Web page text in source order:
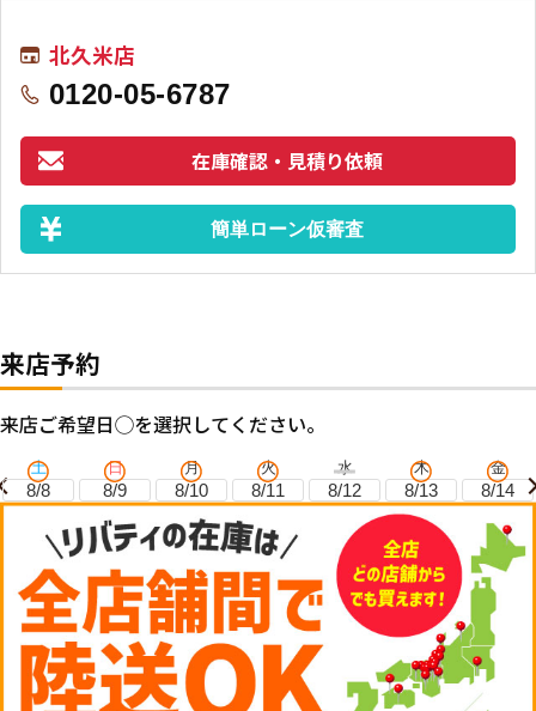
北久米店
0120-05-6787
在庫確認・見積り依頼
簡単ローン仮審査
来店予約
来店ご希望日◯を選択してください。
土
8/8
日
8/9
月
8/10
火
8/11
水
8/12
木
8/13
金
8/14